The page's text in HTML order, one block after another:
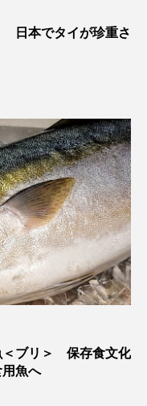
アリゲーターガー
イクラ
キアジ
イラスト
ドネシア
エイ
日本でタイが珍重さ
＜ブリ＞ 保存食文化
魚へ